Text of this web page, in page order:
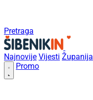
Pretraga
Najnovije Vijesti Županija
Promo